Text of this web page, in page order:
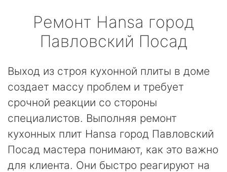
Ремонт Hansa город
Павловский Посад
Выход из строя кухонной плиты в доме
создает массу проблем и требует
срочной реакции со стороны
специалистов. Выполняя ремонт
кухонных плит Hansa город Павловский
Посад мастера понимают, как это важно
для клиента. Они быстро реагируют на